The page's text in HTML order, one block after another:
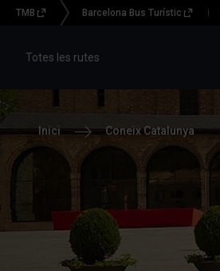
Menu
topbar
TMB Barcelona Bus Turístic
Totes les rutes
Inici Coneix Catalunya